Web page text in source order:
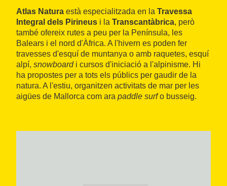
Atlas Natura està especialitzada en la Travessa
Integral dels Pirineus i la Transcantàbrica, però
també ofereix rutes a peu per la Península, les
Balears i el nord d'Àfrica. A l'hivern es poden fer
travesses d'esquí de muntanya o amb raquetes, esquí
alpí, snowboardi cursos d'iniciació a l'alpinisme. Hi
ha propostes per a tots els públics per gaudir de la
natura. A l'estiu, organitzen activitats de mar per les
aigües de Mallorca com ara paddle surfo busseig.